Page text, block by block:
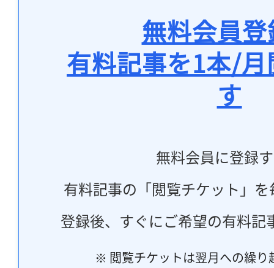
無料会員
有料記事を1本/
す
無料会員に登録
有料記事の「閲覧チケット」
登録後、すぐにご希望の有料記
※ 閲覧チケットは翌月への繰り